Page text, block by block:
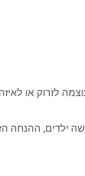
לזרוק או
ילדים, ההנחה